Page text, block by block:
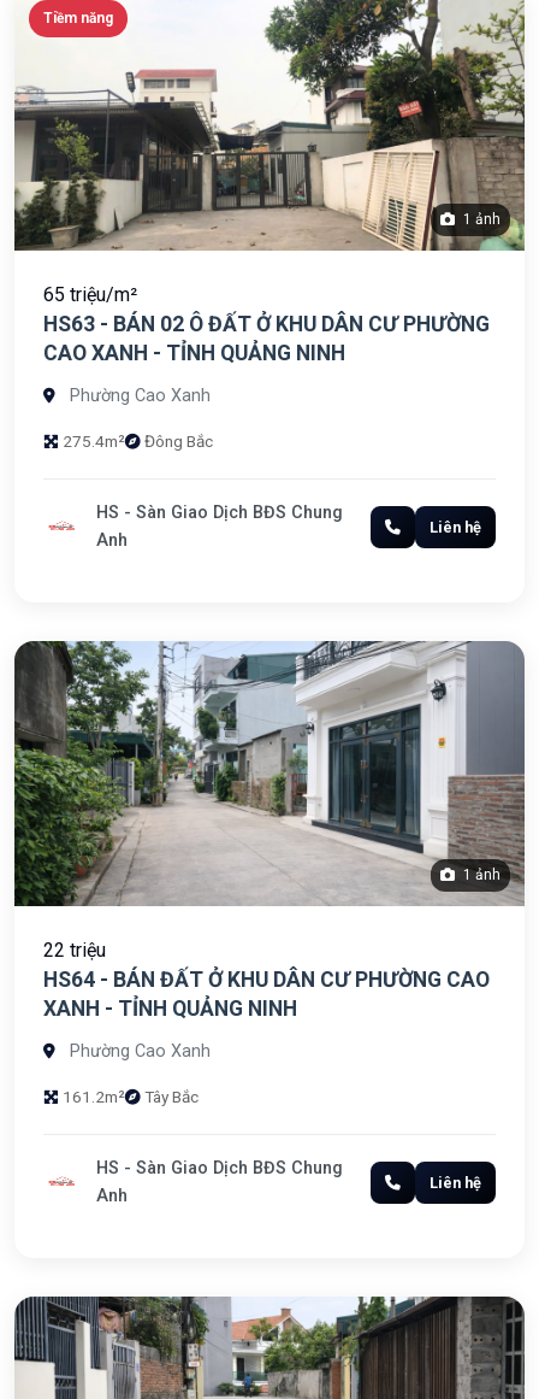
Tiềm năng
1 ảnh
65 triệu/m²
HS63 - BÁN 02 Ô ĐẤT Ở KHU DÂN CƯ PHƯỜNG
CAO XANH - TỈNH QUẢNG NINH
Phường Cao Xanh
275.4m² Đông Bắc
HS - Sàn Giao Dịch BĐS Chung
Anh
Liên hệ
1 ảnh
22 triệu
HS64 - BÁN ĐẤT Ở KHU DÂN CƯ PHƯỜNG CAO
XANH - TỈNH QUẢNG NINH
Phường Cao Xanh
161.2m² Tây Bắc
HS - Sàn Giao Dịch BĐS Chung
Anh
Liên hệ